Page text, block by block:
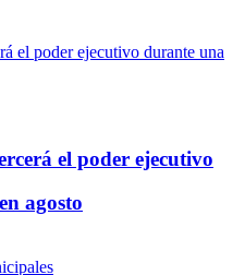
el poder ejecutivo
agosto